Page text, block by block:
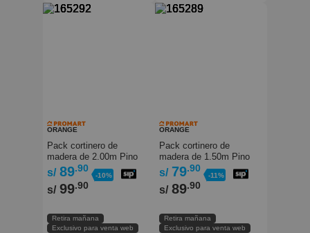
ORANGE
Pack cortinero de
madera de 2.00m Pino
Orange
s/ 89.90
-10%
s/ 99.90
Retira mañana
Exclusivo para venta web
ORANGE
Pack cortinero de
madera de 1.50m Pino
Orange
s/ 79.90
-11%
s/ 89.90
Retira mañana
Exclusivo para venta web